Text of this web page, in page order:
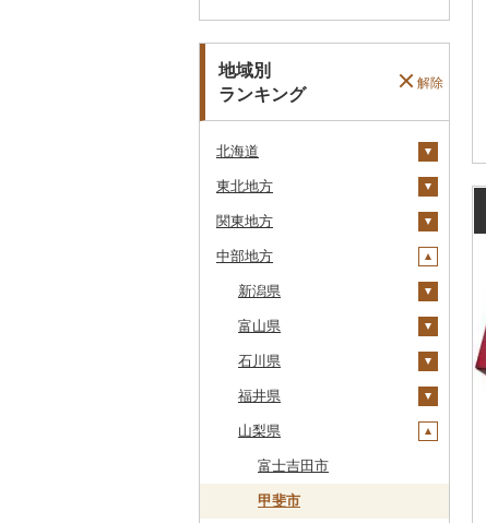
地域別
ランキング
解除
北海道
安平町
八雲町
鹿部町
江差町
白老町
せたな町
旭川市
森町
稚内市
標津町
東北地方
青森県
十和田市
大鰐町
南部町
五戸町
藤崎町
六ヶ所村
東北町
三戸町
岩手県
宮古市
軽米町
岩手町
矢巾町
釜石市
野田村
普代村
宮城県
柴田町
色麻町
丸森町
大衡村
加美町
利府町
秋田県
大潟村
横手市
能代市
小坂町
仙北市
山形県
村山市
尾花沢市
上山市
河北町
福島県
天栄村
広野町
鏡石町
関東地方
茨城県
土浦市
取手市
つくば市
稲敷市
潮来市
五霞町
北茨城市
栃木県
那須塩原市
市貝町
塩谷町
上三川町
佐野市
真岡市
群馬県
榛東村
下仁田町
玉村町
安中市
川場村
埼玉県
春日部市
蕨市
戸田市
毛呂山町
千葉県
勝浦市
袖ケ浦市
我孫子市
東京都
八王子市
日野市
神奈川県
南足柄市
中部地方
新潟県
十日町市
弥彦村
阿賀町
出雲崎町
魚沼市
佐渡市
富山県
射水市
氷見市
朝日町
高岡市
魚津市
石川県
羽咋市
七尾市
白山市
穴水町
福井県
美浜町
小浜市
越前町
山梨県
富士吉田市
甲斐市